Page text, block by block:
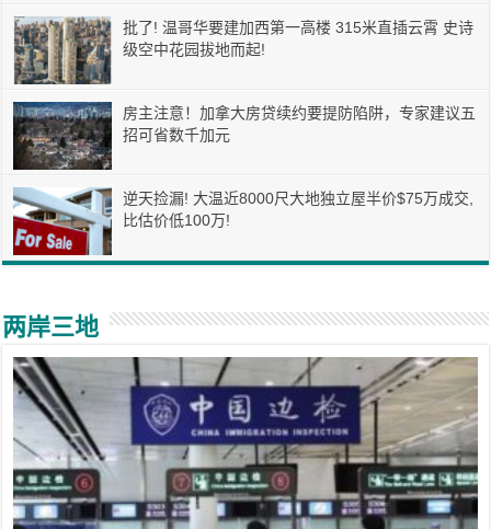
批了! 温哥华要建加西第一高楼 315米直插云霄 史诗
级空中花园拔地而起!
房主注意！加拿大房贷续约要提防陷阱，专家建议五
招可省数千加元
逆天捡漏! 大温近8000尺大地独立屋半价$75万成交,
比估价低100万!
两岸三地